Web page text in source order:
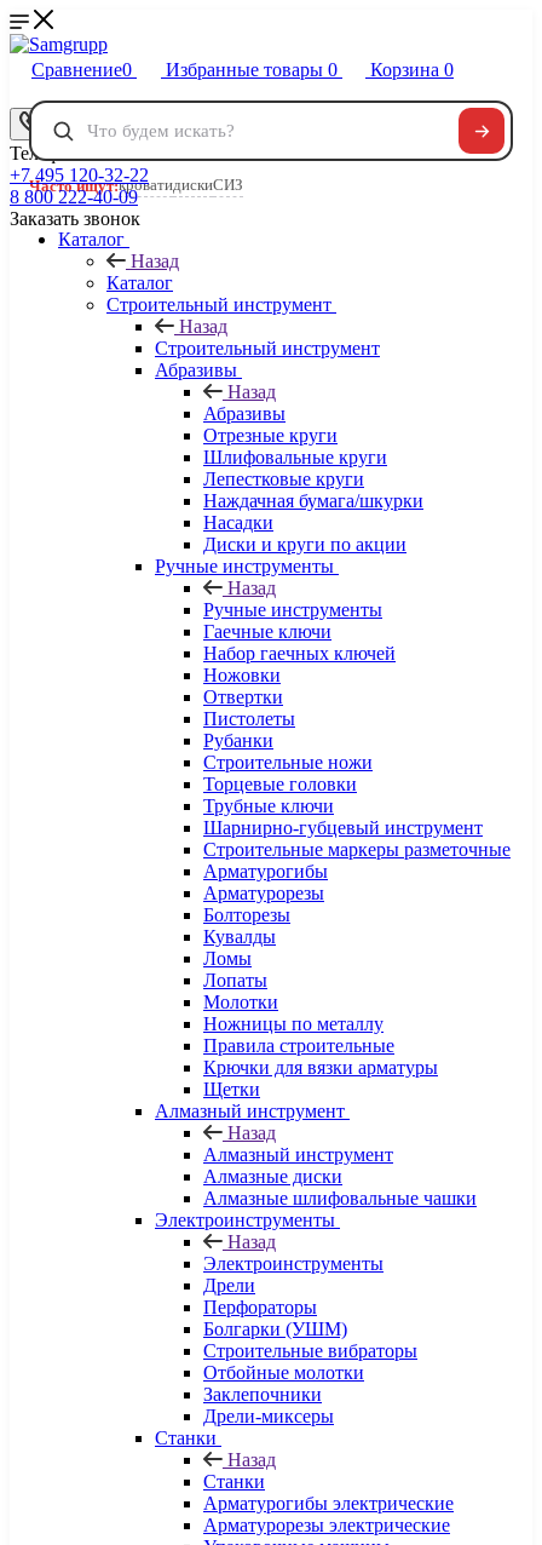
Сравнение0 Избранные товары 0 Корзина 0
Телефоны
+7 495 120-32-22
8 800 222-40-09
Заказать звонок
Часто ищут:кроватидискиСИЗ
Каталог
Назад
Каталог
Строительный инструмент
Назад
Строительный инструмент
Абразивы
Назад
Абразивы
Отрезные круги
Шлифовальные круги
Лепестковые круги
Наждачная бумага/шкурки
Насадки
Диски и круги по акции
Ручные инструменты
Назад
Ручные инструменты
Гаечные ключи
Набор гаечных ключей
Ножовки
Отвертки
Пистолеты
Рубанки
Строительные ножи
Торцевые головки
Трубные ключи
Шарнирно-губцевый инструмент
Строительные маркеры разметочные
Арматурогибы
Арматурорезы
Болторезы
Кувалды
Ломы
Лопаты
Молотки
Ножницы по металлу
Правила строительные
Крючки для вязки арматуры
Щетки
Алмазный инструмент
Назад
Алмазный инструмент
Алмазные диски
Алмазные шлифовальные чашки
Электроинструменты
Назад
Электроинструменты
Дрели
Перфораторы
Болгарки (УШМ)
Строительные вибраторы
Отбойные молотки
Заклепочники
Дрели-миксеры
Станки
Назад
Станки
Арматурогибы электрические
Арматурорезы электрические